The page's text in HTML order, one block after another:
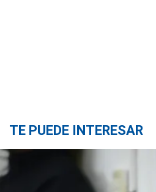
TE PUEDE INTERESAR